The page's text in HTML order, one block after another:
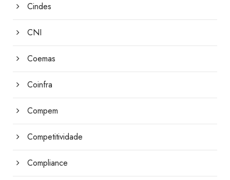
Cindes
CNI
Coemas
Coinfra
Compem
Competitividade
Compliance